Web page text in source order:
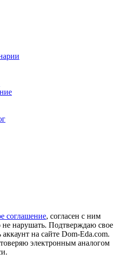
соглашение, согласен с ним
не нарушать. Подтверждаю свое
на сайте Dom-Eda.com.
электронным аналогом